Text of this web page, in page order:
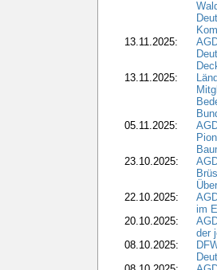
13.11.2025:
13.11.2025:
05.11.2025:
23.10.2025:
22.10.2025:
im
20.10.2025:
der
08.10.2025: